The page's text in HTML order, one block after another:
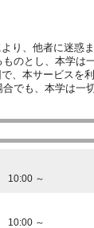
り、他者に迷惑ま
とし、本学は一
、本サービスを
も、本学は一切
10:00 ～
10:00 ～